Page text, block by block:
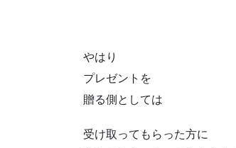
やはり
プレゼントを
贈る側としては
受け取ってもらった方に